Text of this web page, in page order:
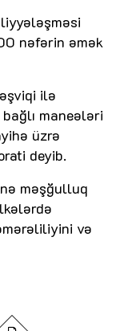
nəfərin əmək
ilə
maneələri
üzrə
deyib.
məşğulluq
və